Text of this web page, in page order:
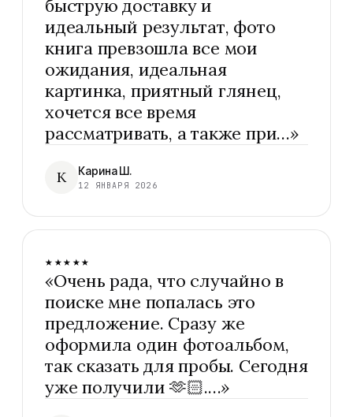
быструю доставку и
идеальный результат, фото
книга превзошла все мои
ожидания, идеальная
картинка, приятный глянец,
хочется все время
рассматривать, а также при…»
К Карина Ш.
12 ЯНВАРЯ 2026
★★★★★
«Очень рада, что случайно в
поиске мне попалась это
предложение. Сразу же
оформила один фотоальбом,
так сказать для пробы. Сегодня
уже получили 🫶🏻.…»